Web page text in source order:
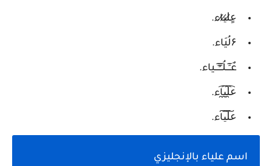
ع̷ٍل̷ي̷اء.
۶لُيَاء.
عٌـِـِِـِـلُـِـِِـِِِـِِـِـياء.
ع̯͡ل̯͡ي̯͡اء.
ع͠ل͠ي͠اء.
اسم علياء بالإنجليزي